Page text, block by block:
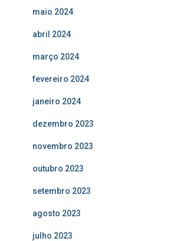
maio 2024
abril 2024
março 2024
fevereiro 2024
janeiro 2024
dezembro 2023
novembro 2023
outubro 2023
setembro 2023
agosto 2023
julho 2023